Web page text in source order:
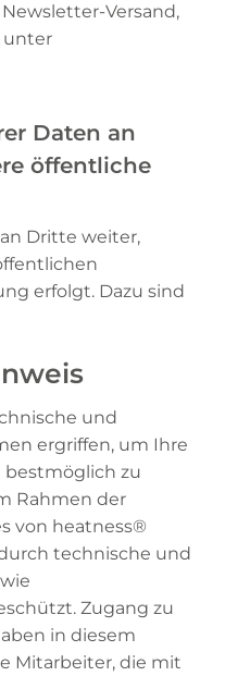
Versand,
unter
Daten an
öffentliche
Dritte weiter,
erfolgt. Dazu sind
und
ergriffen, um Ihre
bestmöglich zu
Rahmen der
von heatness®
technische und
Zugang zu
in diesem
Mitarbeiter, die mit